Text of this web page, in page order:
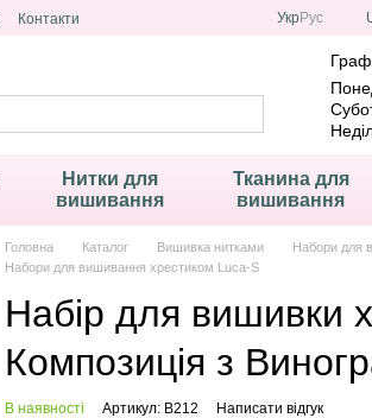
Контакти
УкрРус
Нитки для
вишивання
Тканина для
вишивання
Головна Каталог Вишивка нитками
Набори для
Набори для вишивання хрестиком Luca-S
Набір для вишивки
Композиція з
В наявності Артикул: B212 Написати відгук